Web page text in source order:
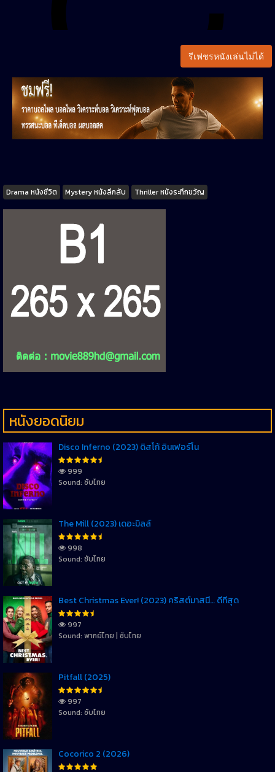
รีเฟชรหนังเล่นไม่ได้
Tags
Drama หนังชีวิต Mystery หนังลึกลับ Thriller หนังระทึกขวัญ
หนังยอดนิยม
Disco Inferno (2023) ดิสโก้ อินเฟอร์โน
999
Sound: ซับไทย
The Mill (2023) เดอะมิลล์
998
Sound: ซับไทย
Best Christmas Ever! (2023) คริสต์มาสนี้… ดีที่สุด
997
Sound: พากย์ไทย | ซับไทย
Pitfall (2025)
997
Sound: ซับไทย
Cocorico 2 (2026)